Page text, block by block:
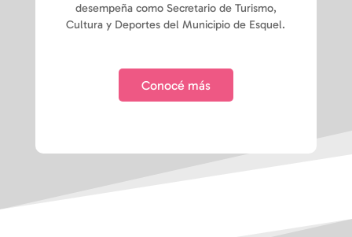
desempeña como Secretario de Turismo,
Cultura y Deportes del Municipio de Esquel.
Conocé más